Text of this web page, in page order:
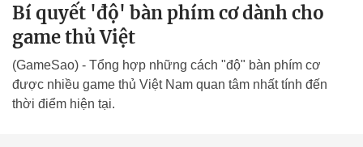
Bí quyết 'độ' bàn phím cơ dành cho
game thủ Việt
(GameSao) - Tổng hợp những cách "độ" bàn phím cơ
được nhiều game thủ Việt Nam quan tâm nhất tính đến
thời điểm hiện tại.